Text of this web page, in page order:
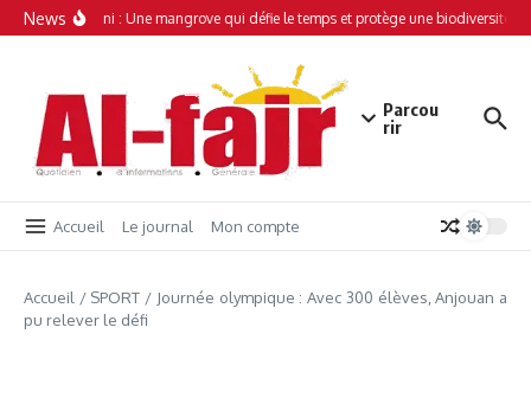
Aller au contenu
News
Simamboini : Une mangrove qui défie le temps et protège une biodiversité
Parcou
rir
Accueil Le journal Mon compte
Accueil / SPORT / Journée olympique : Avec 300 élèves, Anjouan a
pu relever le défi